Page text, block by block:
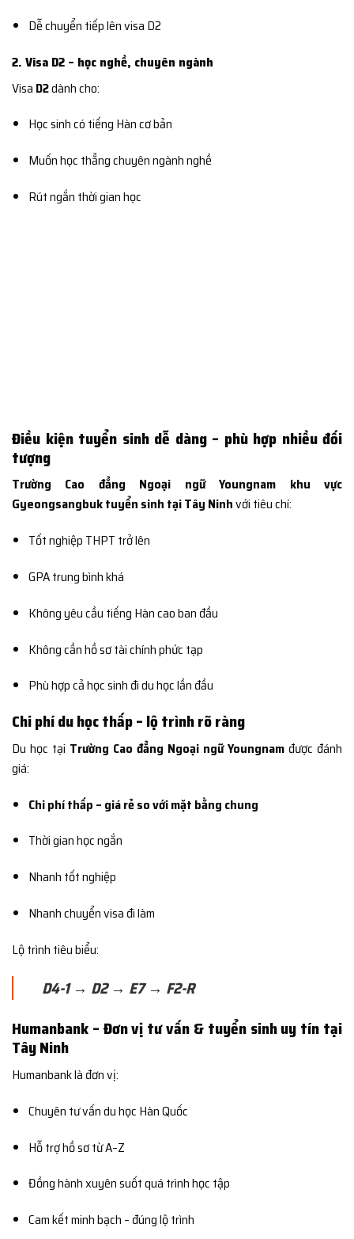
Dễ chuyển tiếp lên visa D2
2. Visa D2 – học nghề, chuyên ngành
Visa D2dành cho:
Học sinh có tiếng Hàn cơ bản
Muốn học thẳng chuyên ngành nghề
Rút ngắn thời gian học
Điều kiện tuyển sinh dễ dàng – phù hợp nhiều đối
tượng
Trường Cao đẳng Ngoại ngữ Youngnam khu vực
Gyeongsangbuk tuyển sinh tại Tây Ninhvới tiêu chí:
Tốt nghiệp THPT trở lên
GPA trung bình khá
Không yêu cầu tiếng Hàn cao ban đầu
Không cần hồ sơ tài chính phức tạp
Phù hợp cả học sinh đi du học lần đầu
Chi phí du học thấp – lộ trình rõ ràng
Du học tại Trường Cao đẳng Ngoại ngữ Youngnam được đánh
giá:
Chi phí thấp – giá rẻ so với mặt bằng chung
Thời gian học ngắn
Nhanh tốt nghiệp
Nhanh chuyển visa đi làm
Lộ trình tiêu biểu:
D4-1 → D2 → E7 → F2-R
Humanbank – Đơn vị tư vấn & tuyển sinh uy tín tại
Tây Ninh
Humanbank là đơn vị:
Chuyên tư vấn du học Hàn Quốc
Hỗ trợ hồ sơ từ A–Z
Đồng hành xuyên suốt quá trình học tập
Cam kết minh bạch – đúng lộ trình